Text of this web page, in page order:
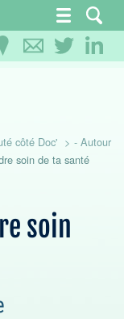
côté Doc'
- Autour
soin de ta santé
soin